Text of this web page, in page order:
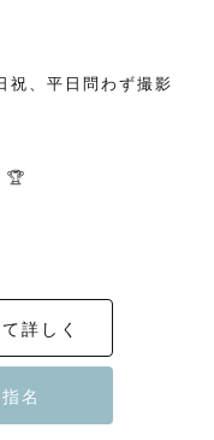
祝、平日問わず撮影
🏆
詳しく